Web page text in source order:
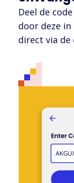
Deel de
door deze
direct via de